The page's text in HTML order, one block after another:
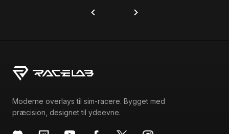
Moderne overlays til sim-racere. Bygget med
præcision, designet til ydeevne.